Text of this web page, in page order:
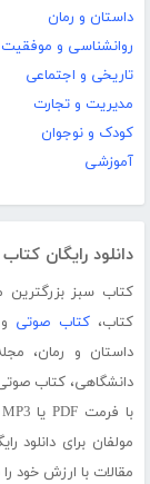
داستان و رمان
روانشناسی و موفقیت
تاریخی و اجتماعی
مدیریت و تجارت
کودک و نوجوان
آموزشی
دانلود رایگان
کتاب سبز بزرگترین
کتاب،کتاب صوتی
داستان و رمان،
دانشگاهی، کتاب
مولفان برای دانلود
مقالات با ارزش خود